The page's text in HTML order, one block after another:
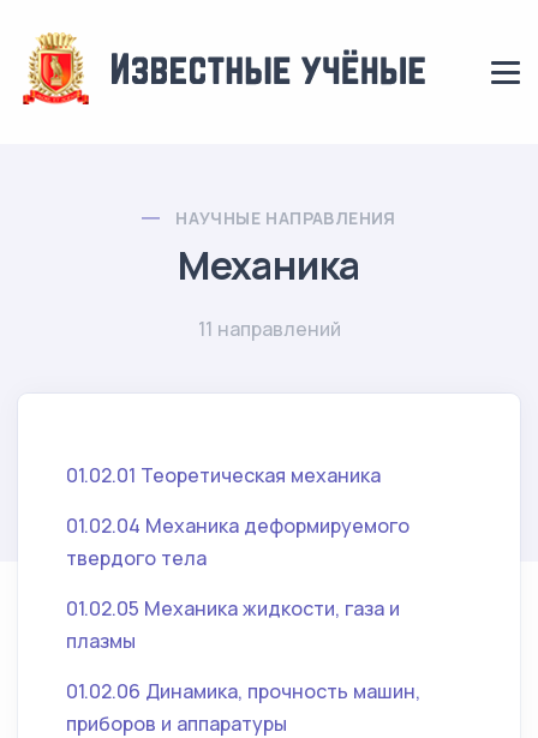
НАУЧНЫЕ НАПРАВЛЕНИЯ
Механика
11 направлений
01.02.01 Теоретическая механика
01.02.04 Механика деформируемого
твердого тела
01.02.05 Механика жидкости, газа и
плазмы
01.02.06 Динамика, прочность машин,
приборов и аппаратуры